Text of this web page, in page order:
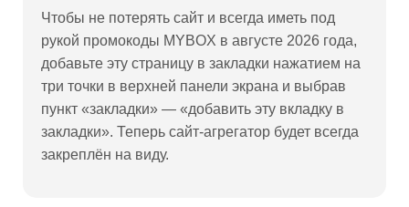
Чтобы не потерять сайт и всегда иметь под
рукой промокоды MYBOX в августе 2026 года,
добавьте эту страницу в закладки нажатием на
три точки в верхней панели экрана и выбрав
пункт «закладки» — «добавить эту вкладку в
закладки». Теперь сайт-агрегатор будет всегда
закреплён на виду.